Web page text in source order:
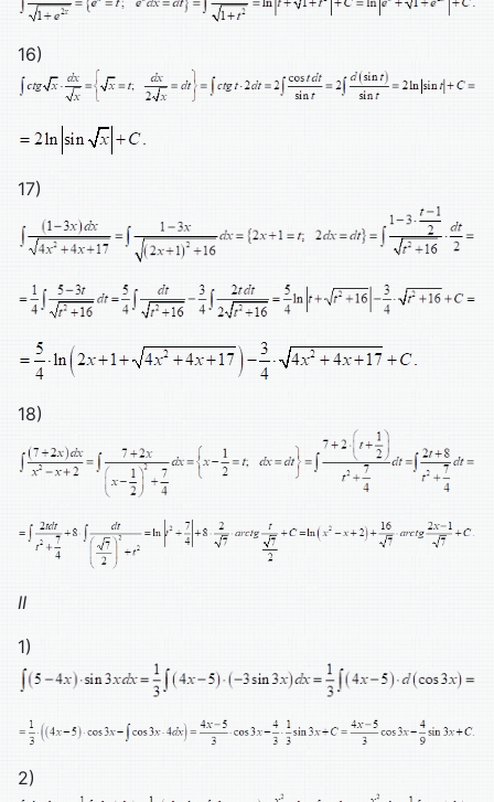
16)
17)
18)
II
1)
2)